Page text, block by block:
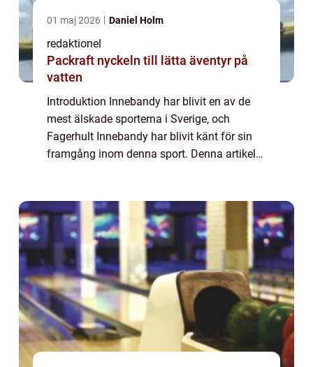
01 maj 2026 Daniel Holm
redaktionel
Packraft nyckeln till lätta äventyr på
vatten
Introduktion Innebandy har blivit en av de
mest älskade sporterna i Sverige, och
Fagerhult Innebandy har blivit känt för sin
framgång inom denna sport. Denna artikel